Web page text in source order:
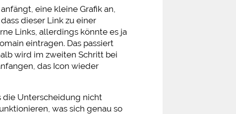
eine kleine Grafik an,
dieser Link zu einer
Links, allerdings könnte es ja
eintragen. Das passiert
wird im zweiten Schritt bei
das Icon wieder
die Unterscheidung nicht
was sich genau so